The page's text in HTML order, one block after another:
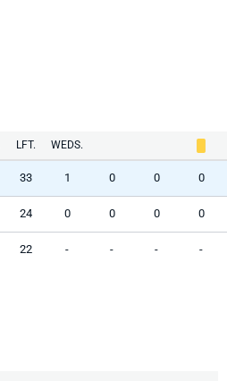
LFT. WEDS.
33 1 0 0 0
24 0 0 0 0
22 - - - -